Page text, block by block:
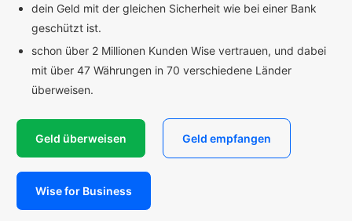
dein Geld mit der gleichen Sicherheit wie bei einer Bank
geschützt ist.
schon über 2 Millionen Kunden Wise vertrauen, und dabei
mit über 47 Währungen in 70 verschiedene Länder
überweisen.
Geld überweisen Geld empfangen
Wise for Business